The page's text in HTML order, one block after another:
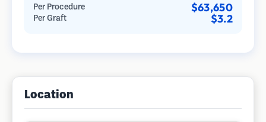
Per Procedure $63,650
Per Graft $3.2
Location